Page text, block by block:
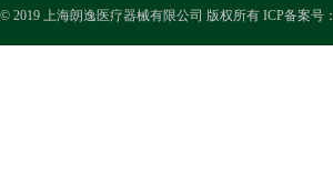
© 2019 上海朗逸医疗器械有限公司 版权所有 ICP备案号：